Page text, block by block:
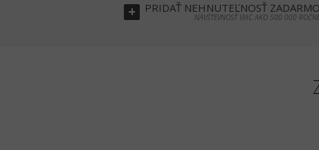
+ PRIDAŤ NEHNUTEĽNOSŤ ZADARMO
NÁVŠTEVNOSŤ VIAC AKO 500 000